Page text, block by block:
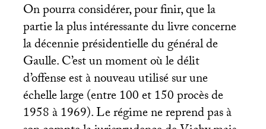
On pourra considérer, pour finir, que la
partie la plus intéressante du livre concerne
la décennie présidentielle du général de
Gaulle. C’est un moment où le délit
d’offense est à nouveau utilisé sur une
échelle large (entre 100 et 150 procès de
1958 à 1969). Le régime ne reprend pas à